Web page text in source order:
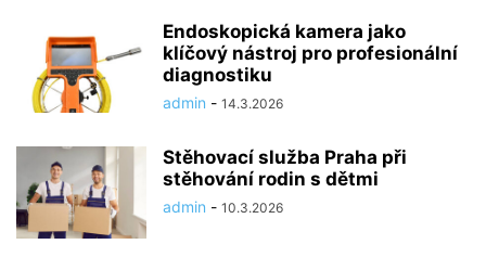
Endoskopická kamera jako
klíčový nástroj pro profesionální
diagnostiku
admin - 14.3.2026
Stěhovací služba Praha při
stěhování rodin s dětmi
admin - 10.3.2026